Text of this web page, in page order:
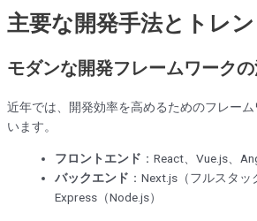
主要な開発手法とトレ
モダンな開発フレームワークの
近年では、開発効率を高めるためのフレー
います。
フロントエンド ：React、Vue.js、
バックエンド ：Next.js（フルスタッ
Express（Node.js）